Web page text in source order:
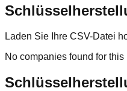
Laden Sie Ihre CSV-Datei
No companies found for this